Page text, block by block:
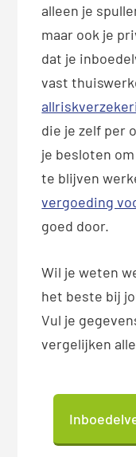
alleen je
maar ook je
dat je
vast
die je zelf per
je besloten
te blijven
vergoeding
goed door.
Wil je weten
het beste bij
Vul je
vergelijken